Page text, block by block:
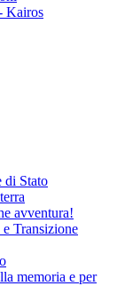
Kairos
di Stato
avventura!
Transizione
memoria e per